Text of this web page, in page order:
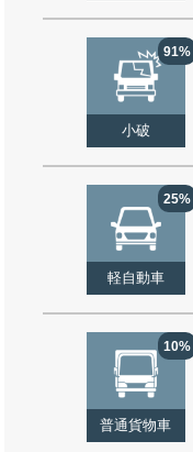
91%
小破
25%
軽自動車
10%
普通貨物車